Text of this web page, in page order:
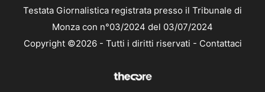
Testata Giornalistica registrata presso il Tribunale di
Monza con n°03/2024 del 03/07/2024
Copyright ©2026 - Tutti i diritti riservati - Contattaci